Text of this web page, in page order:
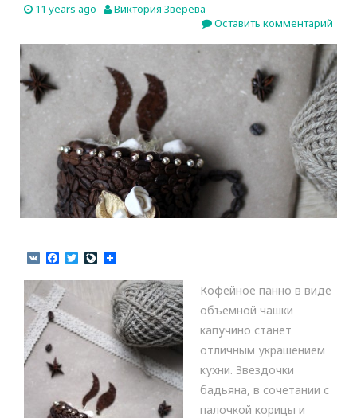
11 years ago
Виктория Зверева
Оставить комментарий
V
c
e
b
o
o
T
i
e
r
L
v
J
u
r
a
l
Кофейное панно в виде
объемной чашки
капучино станет
отличным украшением
кухни. Звездочки
бадьяна, в сочетании с
палочкой корицы и